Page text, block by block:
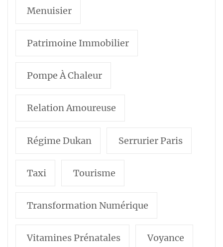
Menuisier
Patrimoine Immobilier
Pompe À Chaleur
Relation Amoureuse
Régime Dukan Serrurier Paris
Taxi Tourisme
Transformation Numérique
Vitamines Prénatales Voyance